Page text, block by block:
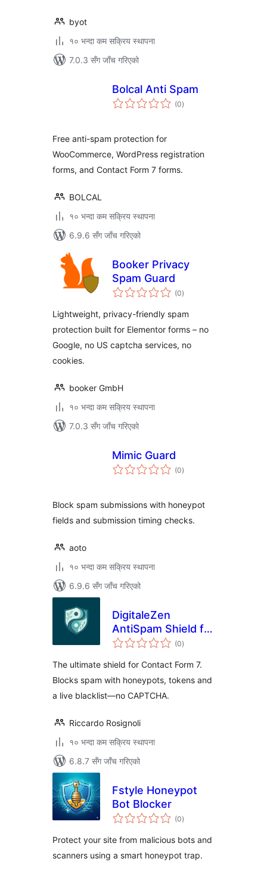
byot
१० भन्दा कम सक्रिय स्थापना
7.0.3 सँग जाँच गरिएको
Bolcal Anti Spam
(0कुल
रेटिङ्गहरू
)
Free anti-spam protection for
WooCommerce, WordPress registration
forms, and Contact Form 7 forms.
BOLCAL
१० भन्दा कम सक्रिय स्थापना
6.9.6 सँग जाँच गरिएको
Booker Privacy
Spam Guard
(0कुल
रेटिङ्गहरू
)
Lightweight, privacy-friendly spam
protection built for Elementor forms – no
Google, no US captcha services, no
cookies.
booker GmbH
१० भन्दा कम सक्रिय स्थापना
7.0.3 सँग जाँच गरिएको
Mimic Guard
(0कुल
रेटिङ्गहरू
)
Block spam submissions with honeypot
fields and submission timing checks.
aoto
१० भन्दा कम सक्रिय स्थापना
6.9.6 सँग जाँच गरिएको
DigitaleZen
AntiSpam Shield for
CF7
(0कुल
रेटिङ्गहरू
)
The ultimate shield for Contact Form 7.
Blocks spam with honeypots, tokens and
a live blacklist—no CAPTCHA.
Riccardo Rosignoli
१० भन्दा कम सक्रिय स्थापना
6.8.7 सँग जाँच गरिएको
Fstyle Honeypot
Bot Blocker
(0कुल
रेटिङ्गहरू
)
Protect your site from malicious bots and
scanners using a smart honeypot trap.